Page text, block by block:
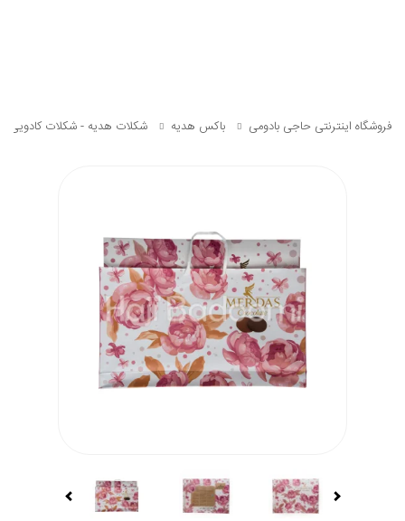
فروشگاه اینترنتی حاجی بادومی باکس هدیه شکلات هدیه - شکلات کادویی